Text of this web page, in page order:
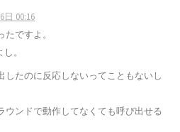
日 00:16
ですよ。
。
したのに反応しないってこともないし
ウンドで動作してなくても呼び出せる